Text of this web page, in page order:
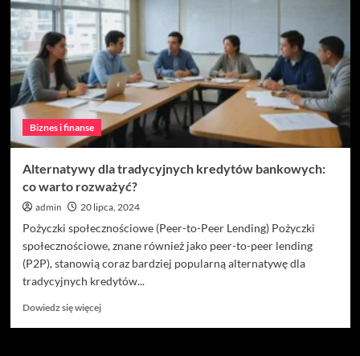
elektryczne
przemyśle:
Zwiększenie
bezpieczeństwa
instalacji
Biznes i finanse
Alternatywy dla tradycyjnych kredytów bankowych:
co warto rozważyć?
admin 20 lipca, 2024
Pożyczki społecznościowe (Peer-to-Peer Lending) Pożyczki
społecznościowe, znane również jako peer-to-peer lending
(P2P), stanowią coraz bardziej popularną alternatywę dla
tradycyjnych kredytów...
Dowiedz się więcejDowiedz